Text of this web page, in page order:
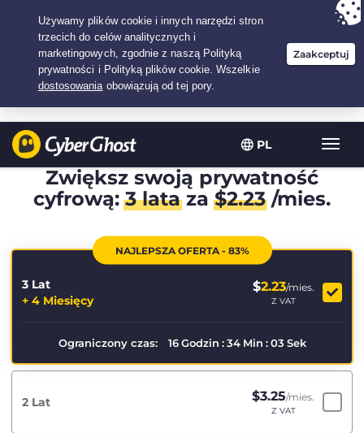
PL
Twój wybór:Najlepsza umowana3.3333333333333-lat w$
/miesiąc
Zwiększ swoją prywatność
cyfrową:3 lataza$2.23/mies.
NAJLEPSZA OFERTA - 83%
3 Lat
+ 4 Miesięcy
$2.23/mies.
Z VAT
Ograniczony czas: 16 Godzin : 34 Min : 03 Sek
2 Lat $3.25/mies.
Z VAT